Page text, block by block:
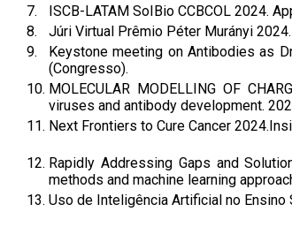
7.
ISCB-LATAM SoIBio CCBCOL 2024.
8.
Júri Virtual Prêmio Péter Murányi 2024.
9.
Keystone meeting on Antibodies as
(Congresso).
10. MOLECULAR MODELLING OF
viruses and antibody development.
11. Next Frontiers to Cure Cancer
12. Rapidly Addressing Gaps and
methods and machine learning
13. Uso de Inteligência Artificial no Ensino